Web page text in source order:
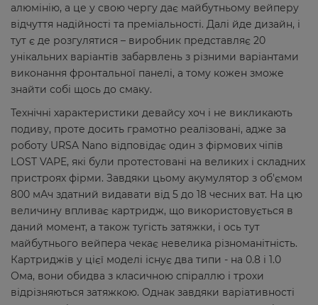
алюмінію, а це у свою чергу дає майбутньому вейперу
відчуття надійності та преміальності. Далі йде дизайн, і
тут є де розгулятися – виробник представляє 20
унікальних варіантів забарвлень з різними варіантами
виконання фронтальної панелі, а тому кожен зможе
знайти собі щось до смаку.
Технічні характеристики девайсу хоч і не викликають
подиву, проте досить грамотно реалізовані, адже за
роботу URSA Nano відповідає один з фірмових чіпів
LOST VAPE, які були протестовані на великих і складних
пристроях фірми. Завдяки цьому акумулятор з об'ємом
800 мАч здатний видавати від 5 до 18 чесних ват. На цю
величину впливає картридж, що використовується в
даний момент, а також тугість затяжки, і ось тут
майбутнього вейпера чекає невелика різноманітність.
Картриджів у цієї моделі існує два типи - на 0.8 і 1.0
Ома, вони обидва з класичною спіраллю і трохи
відрізняються затяжкою. Однак завдяки варіативності